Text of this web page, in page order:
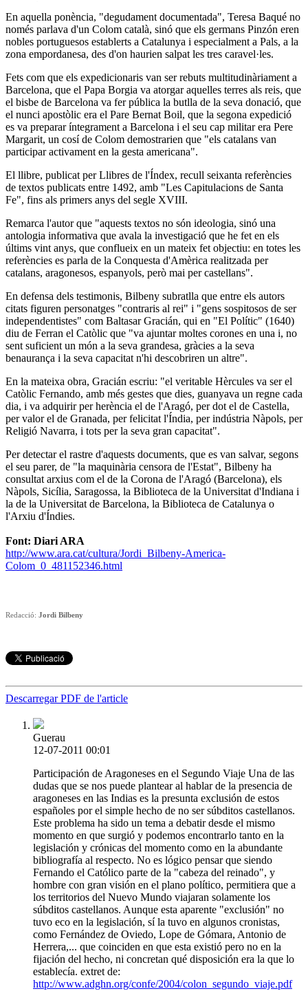
En aquella ponència, "degudament documentada", Teresa Baqué no
només parlava d'un Colom català, sinó que els germans Pinzón eren
nobles portuguesos establerts a Catalunya i especialment a Pals, a la
zona empordanesa, des d'on haurien salpat les tres caravel·les.
Fets com que els expedicionaris van ser rebuts multitudinàriament a
Barcelona, que el Papa Borgia va atorgar aquelles terres als reis, que
el bisbe de Barcelona va fer pública la butlla de la seva donació, que
el nunci apostòlic era el Pare Bernat Boil, que la segona expedició
es va preparar íntegrament a Barcelona i el seu cap militar era Pere
Margarit, un cosí de Colom demostrarien que "els catalans van
participar activament en la gesta americana".
El llibre, publicat per Llibres de l'Índex, recull seixanta referències
de textos publicats entre 1492, amb "Les Capitulacions de Santa
Fe", fins als primers anys del segle XVIII.
Remarca l'autor que "aquests textos no són ideologia, sinó una
antologia informativa que avala la investigació que he fet en els
últims vint anys, que conflueix en un mateix fet objectiu: en totes les
referències es parla de la Conquesta d'Amèrica realitzada per
catalans, aragonesos, espanyols, però mai per castellans".
En defensa dels testimonis, Bilbeny subratlla que entre els autors
citats figuren personatges "contraris al rei" i "gens sospitosos de ser
independentistes" com Baltasar Gracián, qui en "El Polític" (1640)
diu de Ferran el Catòlic que "va ajuntar moltes corones en una i, no
sent suficient un món a la seva grandesa, gràcies a la seva
benaurança i la seva capacitat n'hi descobriren un altre".
En la mateixa obra, Gracián escriu: "el veritable Hèrcules va ser el
Catòlic Fernando, amb més gestes que dies, guanyava un regne cada
dia, i va adquirir per herència el de l'Aragó, per dot el de Castella,
per valor el de Granada, per felicitat l'Índia, per indústria Nàpols, per
Religió Navarra, i tots per la seva gran capacitat".
Per detectar el rastre d'aquests documents, que es van salvar, segons
el seu parer, de "la maquinària censora de l'Estat", Bilbeny ha
consultat arxius com el de la Corona de l'Aragó (Barcelona), els
Nàpols, Sicília, Saragossa, la Biblioteca de la Universitat d'Indiana i
la de la Universitat de Barcelona, la Biblioteca de Catalunya o
l'Arxiu d'Índies.
Font: Diari ARA
http://www.ara.cat/cultura/Jordi_Bilbeny-America-
Colom_0_481152346.html
Redacció: Jordi Bilbeny
Descarregar PDF de l'article
Guerau
12-07-2011 00:01
Participación de Aragoneses en el Segundo Viaje Una de las
dudas que se nos puede plantear al hablar de la presencia de
aragoneses en las Indias es la presunta exclusión de estos
españoles por el simple hecho de no ser súbditos castellanos.
Este problema ha sido un tema a debatir desde el mismo
momento en que surgió y podemos encontrarlo tanto en la
legislación y crónicas del momento como en la abundante
bibliografía al respecto. No es lógico pensar que siendo
Fernando el Católico parte de la "cabeza del reinado", y
hombre con gran visión en el plano político, permitiera que a
los territorios del Nuevo Mundo viajaran solamente los
súbditos castellanos. Aunque esta aparente "exclusión" no
tuvo eco en la legislación, sí la tuvo en algunos cronistas,
como Fernández de Oviedo, Lope de Gómara, Antonio de
Herrera,... que coinciden en que esta existió pero no en la
fijación del hecho, ni concretan qué disposición era la que lo
establecía. extret de:
http://www.adghn.org/confe/2004/colon_segundo_viaje.pdf